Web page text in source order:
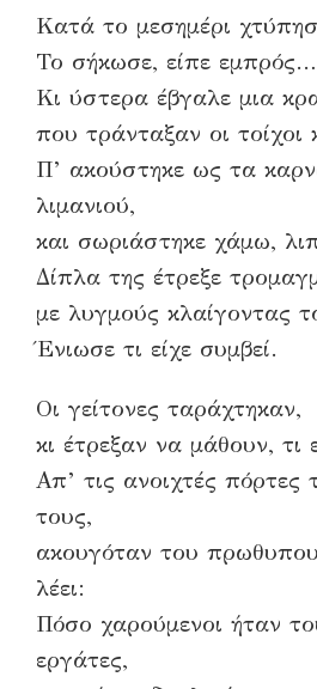
Κατά το μεσημέρι
Το σήκωσε, είπε εμπρός…
Κι ύστερα έβγαλε μια
που τράνταξαν οι τοίχοι
Π’ ακούστηκε ως τα
λιμανιού,
και σωριάστηκε χάμω,
Δίπλα της έτρεξε
με λυγμούς κλαίγοντας
Ένιωσε τι είχε συμβεί.
Οι γείτονες ταράχτηκαν,
κι έτρεξαν να μάθουν, τι
Απ’ τις ανοιχτές πόρτες
τους,
ακουγόταν του
λέει:
Πόσο χαρούμενοι ήταν
εργάτες,